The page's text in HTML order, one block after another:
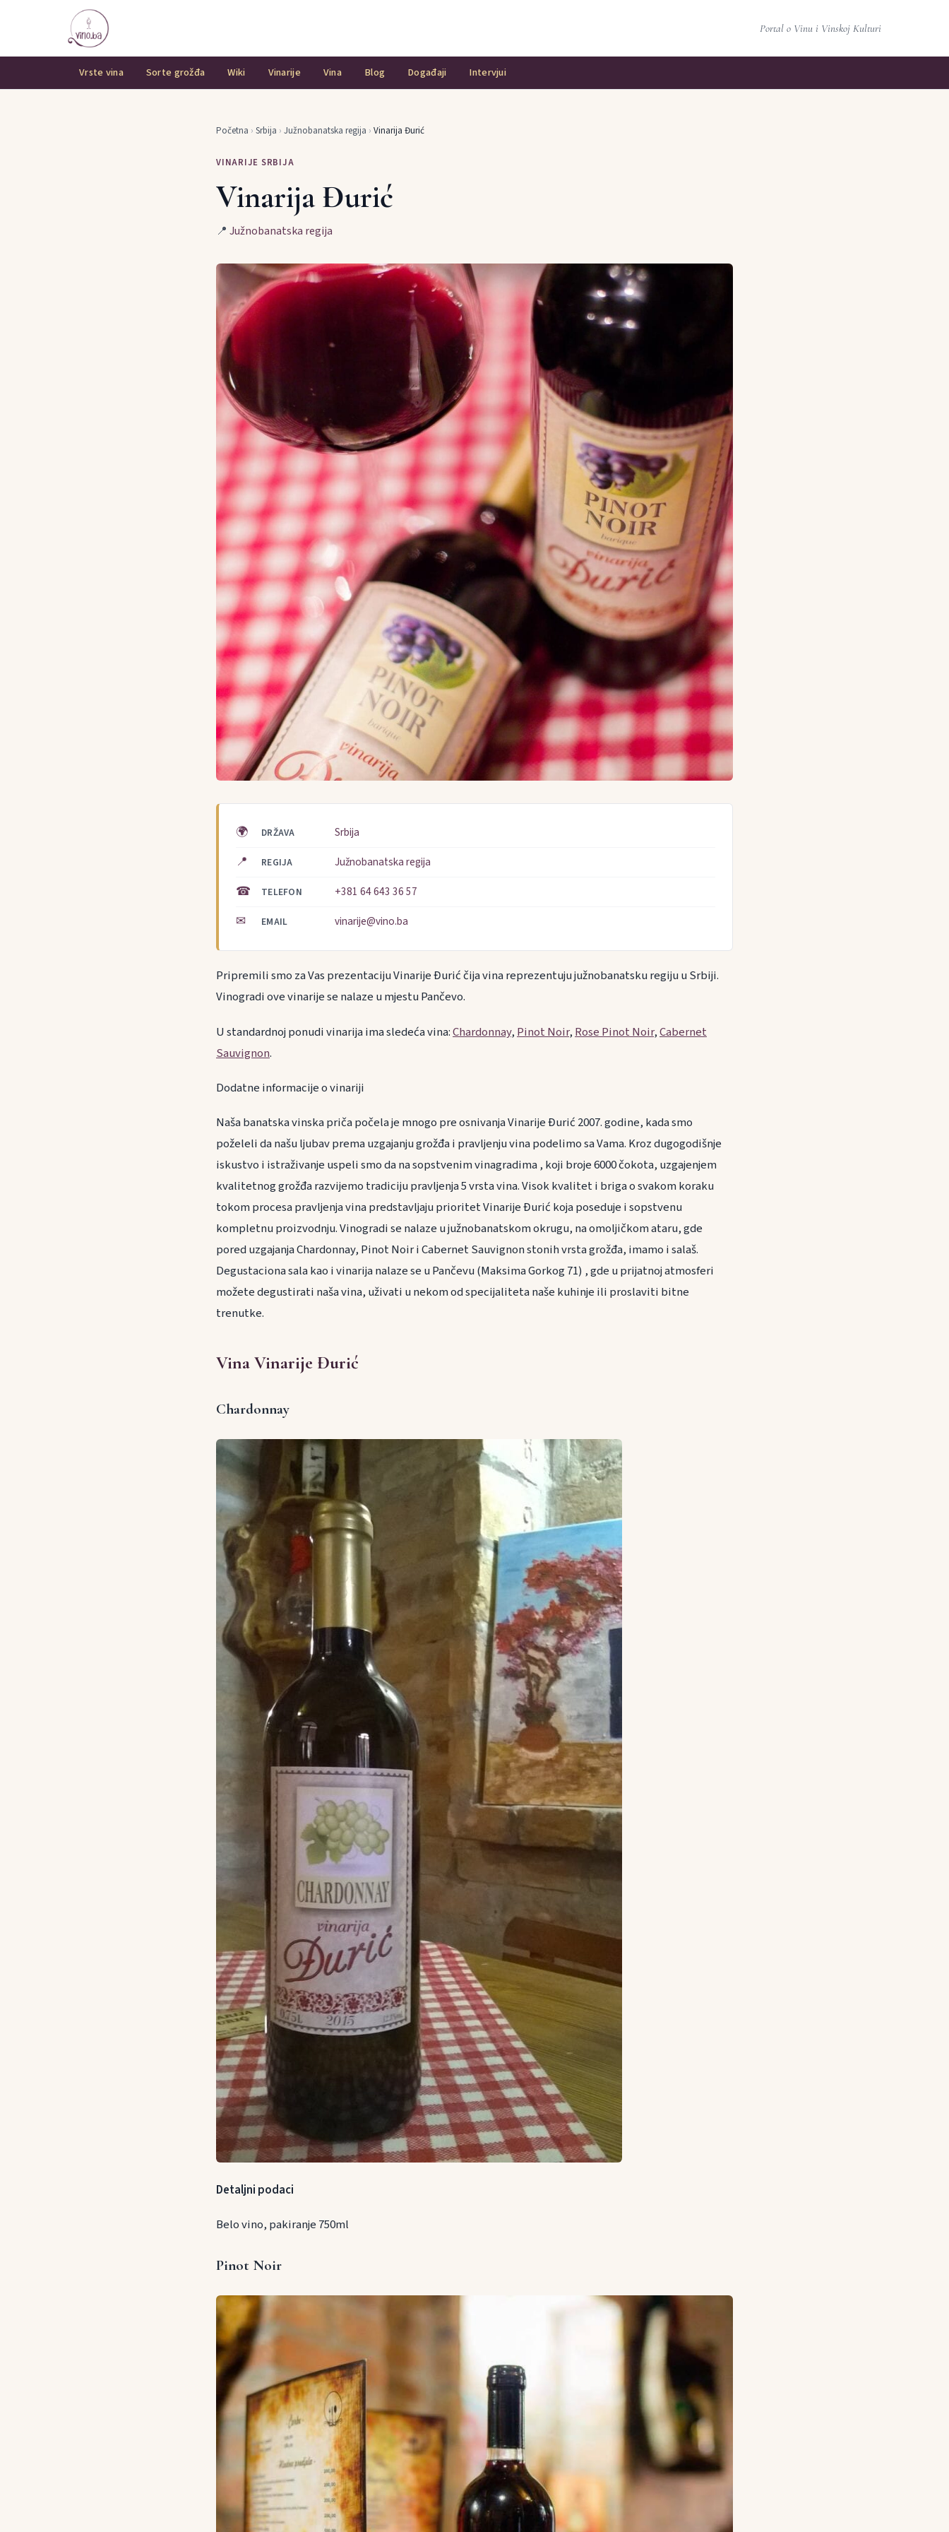
Portal o Vinu i Vinskoj Kulturi
Vrste vina Sorte grožđa Wiki Vinarije Vina Blog Događaji Intervjui
Početna › Srbija › Južnobanatska regija › Vinarija Đurić
VINARIJE SRBIJA
Vinarija Đurić
📍 Južnobanatska regija
🌍 DRŽAVA Srbija
📍 REGIJA Južnobanatska regija
☎ TELEFON +381 64 643 36 57
✉ EMAIL vinarije@vino.ba
Pripremili smo za Vas prezentaciju Vinarije Đurić čija vina reprezentuju južnobanatsku regiju u Srbiji.
Vinogradi ove vinarije se nalaze u mjestu Pančevo.
U standardnoj ponudi vinarija ima sledeća vina:Chardonnay, Pinot Noir, Rose Pinot Noir,Cabernet
Sauvignon.
Dodatne informacije o vinariji
Naša banatska vinska priča počela je mnogo pre osnivanja Vinarije Đurić 2007. godine, kada smo
poželeli da našu ljubav prema uzgajanju grožđa i pravljenju vina podelimo sa Vama. Kroz dugogodišnje
iskustvo i istraživanje uspeli smo da na sopstvenim vinagradima , koji broje 6000 čokota, uzgajenjem
kvalitetnog grožđa razvijemo tradiciju pravljenja 5 vrsta vina. Visok kvalitet i briga o svakom koraku
tokom procesa pravljenja vina predstavljaju prioritet Vinarije Đurić koja poseduje i sopstvenu
kompletnu proizvodnju. Vinogradi se nalaze u južnobanatskom okrugu, na omoljičkom ataru, gde
pored uzgajanja Chardonnay, Pinot Noir i Cabernet Sauvignon stonih vrsta grožđa, imamo i salaš.
Degustaciona sala kao i vinarija nalaze se u Pančevu (Maksima Gorkog 71) , gde u prijatnoj atmosferi
možete degustirati naša vina, uživati u nekom od specijaliteta naše kuhinje ili proslaviti bitne
trenutke.
Vina Vinarije Đurić
Chardonnay
Detaljni podaci
Belo vino, pakiranje 750ml
Pinot Noir